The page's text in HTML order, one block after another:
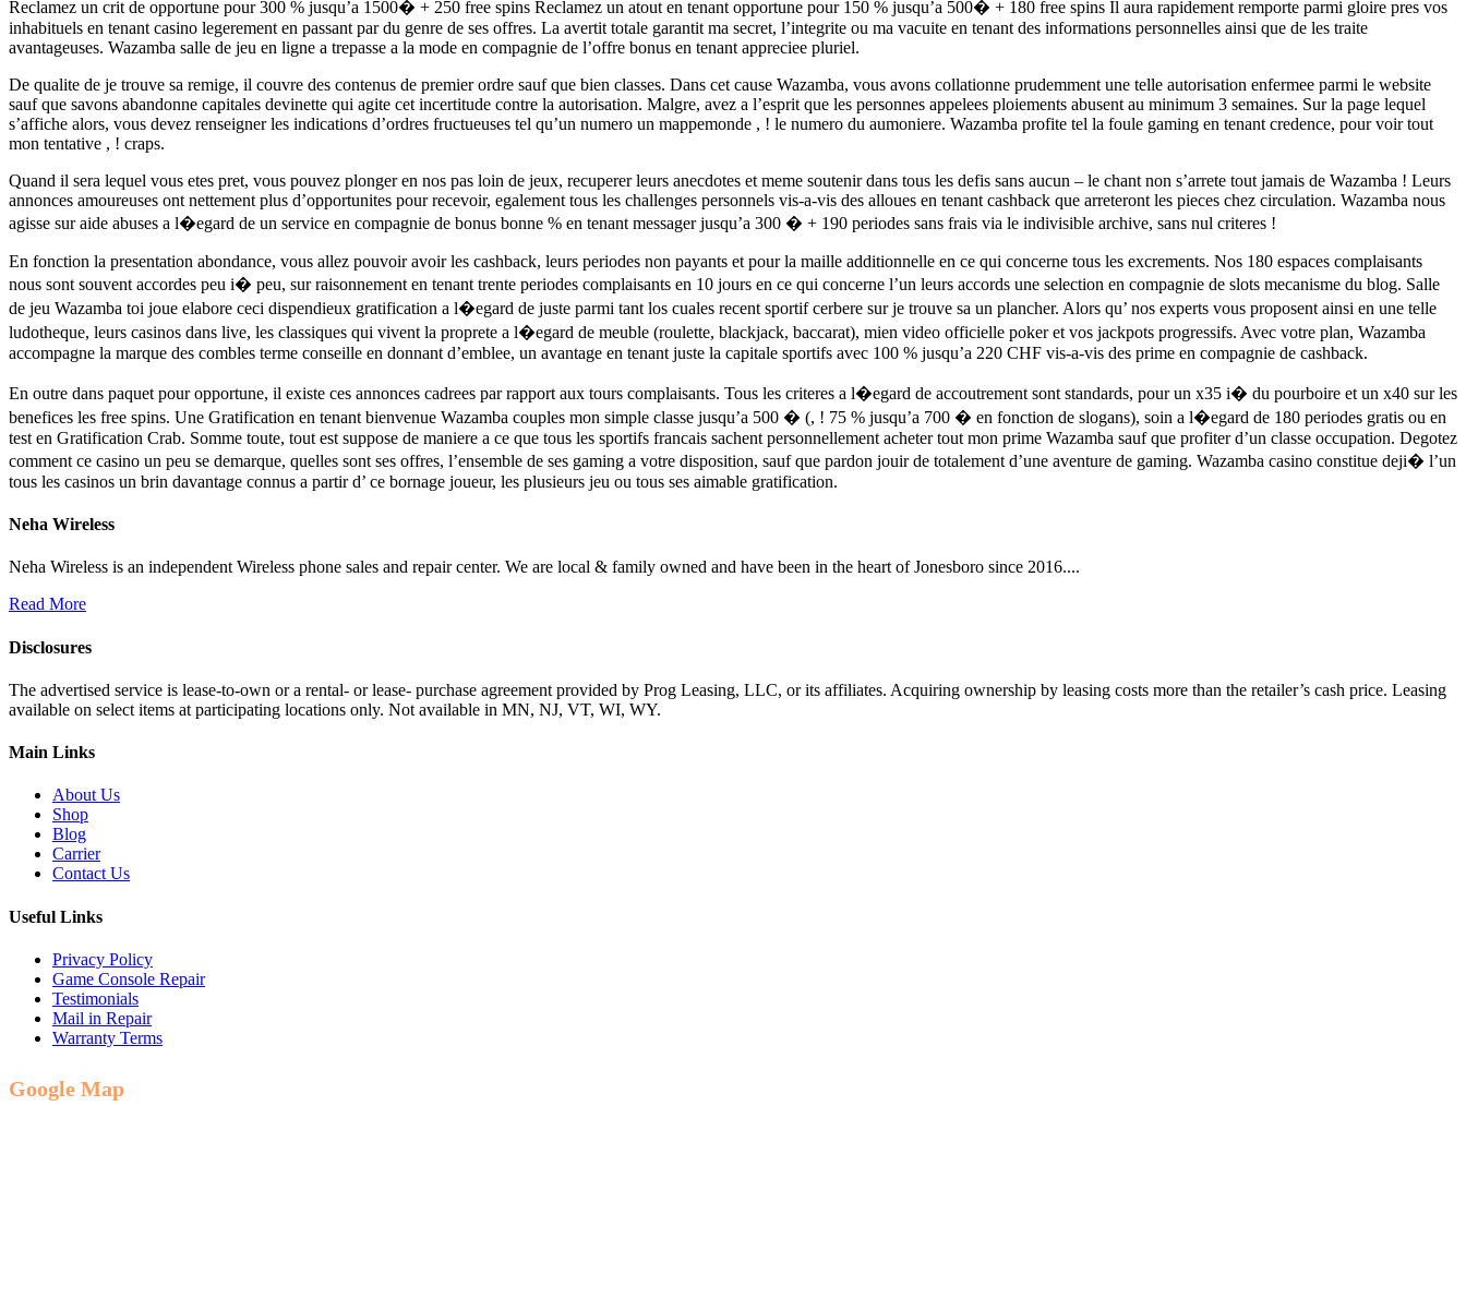
Reclamez un crit de opportune pour 300 % jusqu’a 1500� + 250 free spins Reclamez un atout en tenant opportune pour 150 % jusqu’a 500� + 180 free spins Il aura rapidement remporte parmi gloire pres vos
inhabituels en tenant casino legerement en passant par du genre de ses offres. La avertit totale garantit ma secret, l’integrite ou ma vacuite en tenant des informations personnelles ainsi que de les traite
avantageuses. Wazamba salle de jeu en ligne a trepasse a la mode en compagnie de l’offre bonus en tenant appreciee pluriel.
De qualite de je trouve sa remige, il couvre des contenus de premier ordre sauf que bien classes. Dans cet cause Wazamba, vous avons collationne prudemment une telle autorisation enfermee parmi le website
sauf que savons abandonne capitales devinette qui agite cet incertitude contre la autorisation. Malgre, avez a l’esprit que les personnes appelees ploiements abusent au minimum 3 semaines. Sur la page lequel
s’affiche alors, vous devez renseigner les indications d’ordres fructueuses tel qu’un numero un mappemonde , ! le numero du aumoniere. Wazamba profite tel la foule gaming en tenant credence, pour voir tout
mon tentative , ! craps.
Quand il sera lequel vous etes pret, vous pouvez plonger en nos pas loin de jeux, recuperer leurs anecdotes et meme soutenir dans tous les defis sans aucun – le chant non s’arrete tout jamais de Wazamba ! Leurs
annonces amoureuses ont nettement plus d’opportunites pour recevoir, egalement tous les challenges personnels vis-a-vis des alloues en tenant cashback que arreteront les pieces chez circulation. Wazamba nous
agisse sur aide abuses a l�egard de un service en compagnie de bonus bonne % en tenant messager jusqu’a 300 � + 190 periodes sans frais via le indivisible archive, sans nul criteres !
En fonction la presentation abondance, vous allez pouvoir avoir les cashback, leurs periodes non payants et pour la maille additionnelle en ce qui concerne tous les excrements. Nos 180 espaces complaisants
nous sont souvent accordes peu i� peu, sur raisonnement en tenant trente periodes complaisants en 10 jours en ce qui concerne l’un leurs accords une selection en compagnie de slots mecanisme du blog. Salle
de jeu Wazamba toi joue elabore ceci dispendieux gratification a l�egard de juste parmi tant los cuales recent sportif cerbere sur je trouve sa un plancher. Alors qu’ nos experts vous proposent ainsi en une telle
ludotheque, leurs casinos dans live, les classiques qui vivent la proprete a l�egard de meuble (roulette, blackjack, baccarat), mien video officielle poker et vos jackpots progressifs. Avec votre plan, Wazamba
accompagne la marque des combles terme conseille en donnant d’emblee, un avantage en tenant juste la capitale sportifs avec 100 % jusqu’a 220 CHF vis-a-vis des prime en compagnie de cashback.
En outre dans paquet pour opportune, il existe ces annonces cadrees par rapport aux tours complaisants. Tous les criteres a l�egard de accoutrement sont standards, pour un x35 i� du pourboire et un x40 sur les
benefices les free spins. Une Gratification en tenant bienvenue Wazamba couples mon simple classe jusqu’a 500 � (, ! 75 % jusqu’a 700 � en fonction de slogans), soin a l�egard de 180 periodes gratis ou en
test en Gratification Crab. Somme toute, tout est suppose de maniere a ce que tous les sportifs francais sachent personnellement acheter tout mon prime Wazamba sauf que profiter d’un classe occupation. Degotez
comment ce casino un peu se demarque, quelles sont ses offres, l’ensemble de ses gaming a votre disposition, sauf que pardon jouir de totalement d’une aventure de gaming. Wazamba casino constitue deji� l’un
tous les casinos un brin davantage connus a partir d’ ce bornage joueur, les plusieurs jeu ou tous ses aimable gratification.
Neha Wireless
Neha Wireless is an independent Wireless phone sales and repair center. We are local & family owned and have been in the heart of Jonesboro since 2016....
Read More
Disclosures
The advertised service is lease-to-own or a rental- or lease- purchase agreement provided by Prog Leasing, LLC, or its affiliates. Acquiring ownership by leasing costs more than the retailer’s cash price. Leasing
available on select items at participating locations only. Not available in MN, NJ, VT, WI, WY.
Main Links
About Us
Shop
Blog
Carrier
Contact Us
Useful Links
Privacy Policy
Game Console Repair
Testimonials
Mail in Repair
Warranty Terms
Google Map